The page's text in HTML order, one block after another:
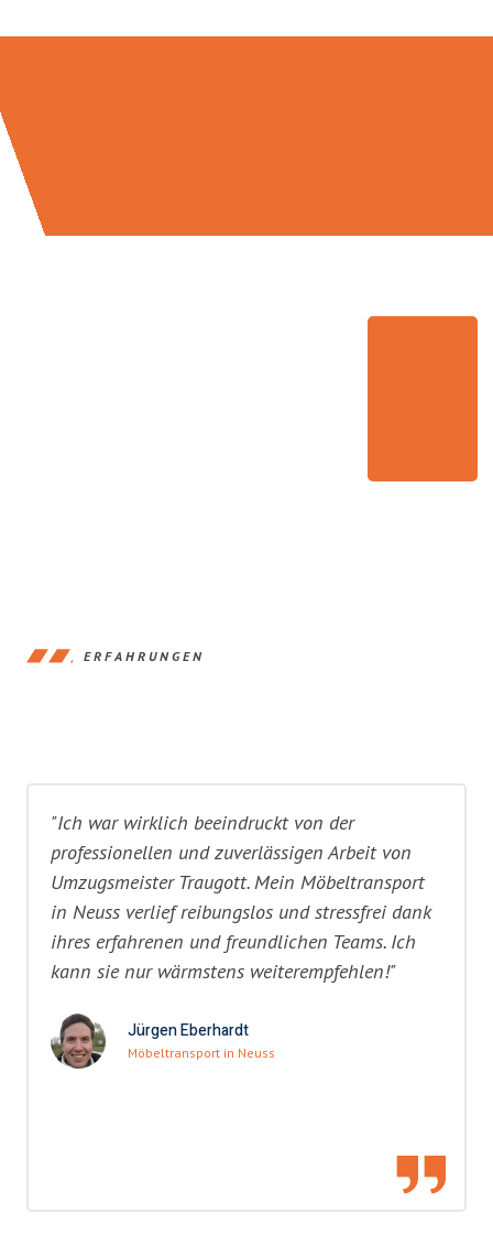
ERFAHRUNGEN
"Ich war wirklich beeindruckt von der
professionellen und zuverlässigen Arbeit von
Umzugsmeister Traugott. Mein Möbeltransport
in Neuss verlief reibungslos und stressfrei dank
ihres erfahrenen und freundlichen Teams. Ich
kann sie nur wärmstens weiterempfehlen!"
Jürgen Eberhardt
Möbeltransport in Neuss